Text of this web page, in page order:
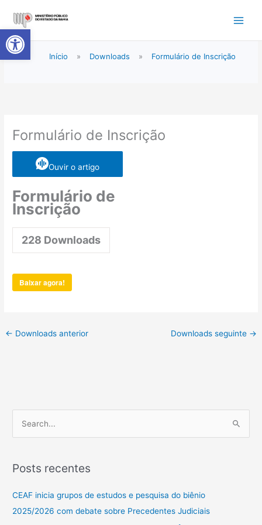
o
conteúdo
Início
» Downloads » Formulário de Inscrição
Formulário de Inscrição
Ouvir o artigo
Formulário de
Inscrição
228 Downloads
Baixar agora!
← Downloads anterior Downloads seguinte →
qPosts recentes
CEAF inicia grupos de estudos e pesquisa do biênio
2025/2026 com debate sobre Precedentes Judiciais
Abrir a barra de ferramentas